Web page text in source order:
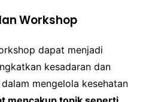
Workshop
dapat menjadi
kesadaran dan
mengelola kesehatan